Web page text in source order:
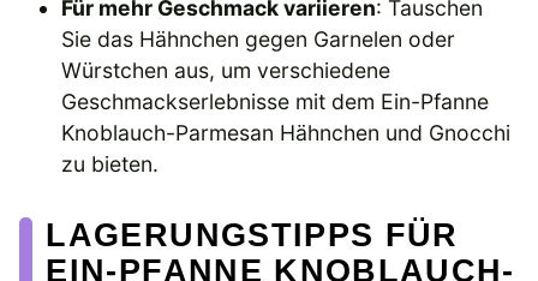
Für mehr Geschmack variieren: Tauschen
Sie das Hähnchen gegen Garnelen oder
Würstchen aus, um verschiedene
Geschmackserlebnisse mit dem Ein-Pfanne
Knoblauch-Parmesan Hähnchen und Gnocchi
zu bieten.
LAGERUNGSTIPPS FÜR
EIN-PFANNE KNOBLAUCH-